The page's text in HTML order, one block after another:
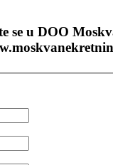
se u DOO